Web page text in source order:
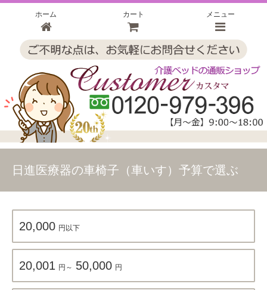
ホーム カート メニュー
日進医療器の車椅子（車いす）予算で選ぶ
20,000 円以下
20,001 円～ 50,000 円